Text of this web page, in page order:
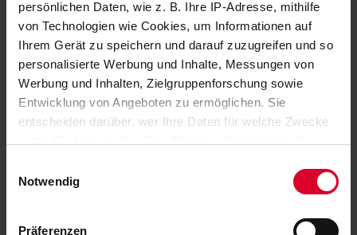
persönlichen Daten, wie z. B. Ihre IP-Adresse, mithilfe
von Technologien wie Cookies, um Informationen auf
Ihrem Gerät zu speichern und darauf zuzugreifen und so
personalisierte Werbung und Inhalte, Messungen von
Werbung und Inhalten, Zielgruppenforschung sowie
Entwicklung von Angeboten zu ermöglichen. Sie
entscheiden darüber, wer Ihre Daten für welche Zwecke
Trigger Symbol ändern oder widerrufen
Notwendig
Präferenzen
gestern
Tarantino-Doppel bei RTLZWEI
gestern
Havanna: Rum, Rauch und Revolution im
ORF-Doku-Highlight